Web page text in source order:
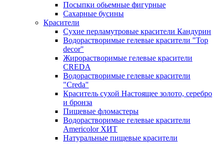
Посыпки обьемные фигурные
Сахарные бусины
Красители
Сухие перламутровые красители Кандурин
Водорастворимые гелевые красители "Top
decor"
Жирорастворимые гелевые красители
CREDA
Водорастворимые гелевые красители
"Creda"
Краситель сухой Настоящее золото, серебро
и бронза
Пищевые фломастеры
Водорастворимые гелевые красители
Americolor ХИТ
Натуральные пищевые красители